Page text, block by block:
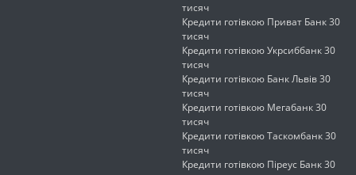
тисяч
Кредити готівкою Приват Банк 30
тисяч
Кредити готівкою Укрсиббанк 30
тисяч
Кредити готівкою Банк Львів 30
тисяч
Кредити готівкою Мегабанк 30
тисяч
Кредити готівкою Таскомбанк 30
тисяч
Кредити готівкою Піреус Банк 30